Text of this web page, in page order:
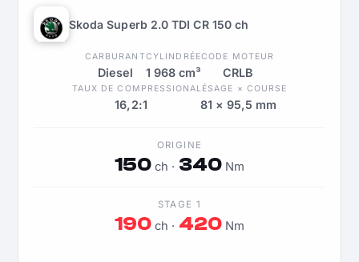
Skoda Superb 2.0 TDI CR 150 ch
CARBURANT
Diesel
CYLINDRÉE
1 968 cm³
CODE MOTEUR
CRLB
TAUX DE COMPRESSION
16,2:1
ALÉSAGE × COURSE
81 × 95,5 mm
ORIGINE
150 ch · 340Nm
STAGE 1
190 ch · 420Nm